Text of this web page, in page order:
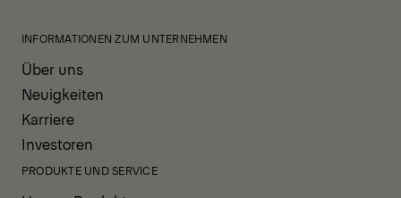
INFORMATIONEN ZUM UNTERNEHMEN
Über uns
Neuigkeiten
Karriere
Investoren
PRODUKTE UND SERVICE